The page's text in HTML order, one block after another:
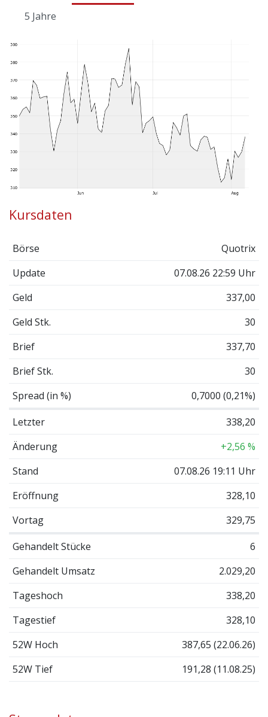
5 Jahre
Kursdaten
Börse
Quotrix
Update
07.08.26 22:59 Uhr
Geld
337,00
Geld Stk.
30
Brief
337,70
Brief Stk.
30
Spread (in %)
0,7000 (0,21%)
Letzter
338,20
Änderung
+2,56 %
Stand
07.08.26 19:11 Uhr
Eröffnung
328,10
Vortag
329,75
Gehandelt Stücke
6
Gehandelt Umsatz
2.029,20
Tageshoch
338,20
Tagestief
328,10
52W Hoch
387,65 (22.06.26)
52W Tief
191,28 (11.08.25)